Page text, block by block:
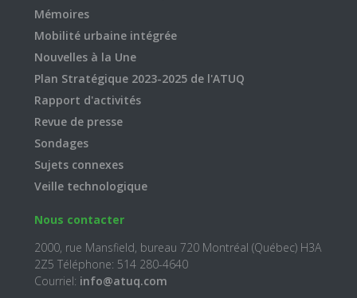
Mémoires
Mobilité urbaine intégrée
Nouvelles à la Une
Plan Stratégique 2023-2025 de l'ATUQ
Rapport d'activités
Revue de presse
Sondages
Sujets connexes
Veille technologique
Nous contacter
2000, rue Mansfield, bureau 720 Montréal (Québec) H3A
2Z5 Téléphone: 514 280-4640
Courriel: info@atuq.com